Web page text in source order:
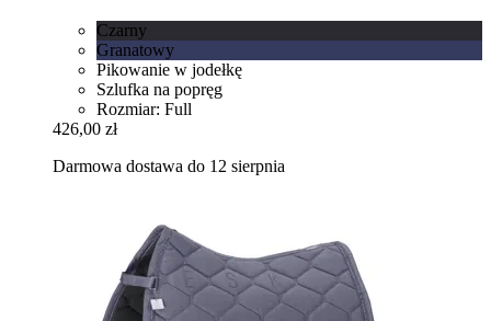
Czarny
Granatowy
Pikowanie w jodełkę
Szlufka na popręg
Rozmiar: Full
426,00 zł
Darmowa dostawa do 12 sierpnia